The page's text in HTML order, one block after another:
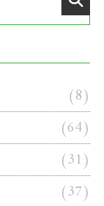
(8)
(64)
(31)
(37)